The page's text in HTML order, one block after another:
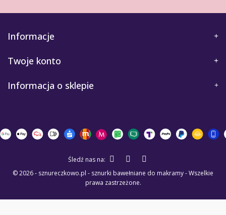
Informacje
Twoje konto
Informacja o sklepie
© 2026 - sznureczkowo.pl - sznurki bawełniane do makramy - Wszelkie
prawa zastrzeżone.
Śledź nas na: